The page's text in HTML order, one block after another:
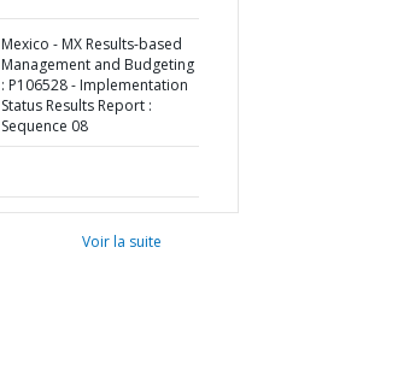
Mexico - MX Results-based
Management and Budgeting
: P106528 - Implementation
Status Results Report :
Sequence 08
Voir la suite